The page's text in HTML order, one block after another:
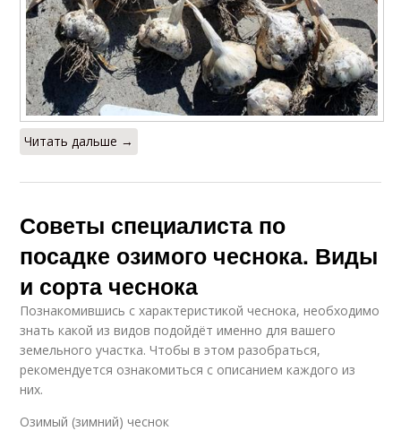
Читать дальше →
Советы специалиста по
посадке озимого чеснока. Виды
и сорта чеснока
Познакомившись с характеристикой чеснока, необходимо
знать какой из видов подойдёт именно для вашего
земельного участка. Чтобы в этом разобраться,
рекомендуется ознакомиться с описанием каждого из
них.
Озимый (зимний) чеснок